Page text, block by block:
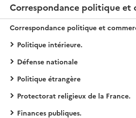
Politique intérieure.
Défense nationale
Politique étrangère
Protectorat religieux de la France.
Finances publiques.